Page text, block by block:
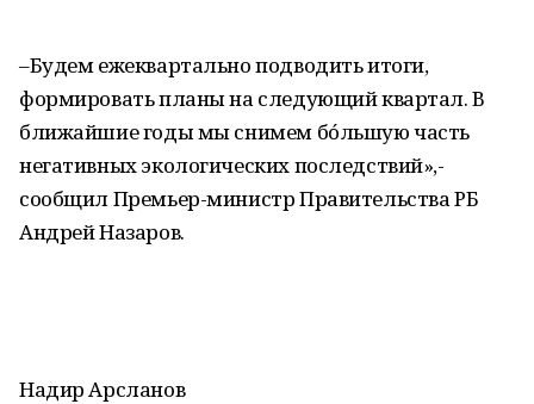
–Будем ежеквартально подводить итоги,
формировать планы на следующий квартал. В
ближайшие годы мы снимем бóльшую часть
негативных экологических последствий»,-
сообщил Премьер-министр Правительства РБ
Андрей Назаров.
Надир Арсланов